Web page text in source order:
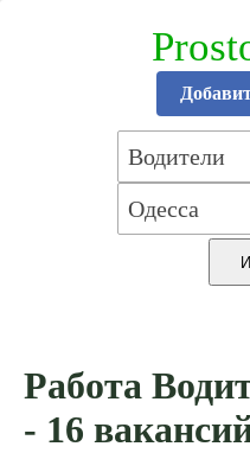
Работа
- 16